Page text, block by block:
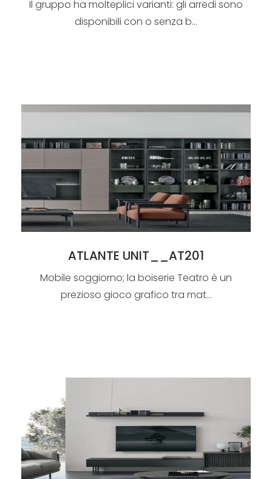
Il gruppo ha molteplici varianti: gli arredi sono
disponibili con o senza b...
ATLANTE UNIT__AT201
Mobile soggiorno; la boiserie Teatro è un
prezioso gioco grafico tra mat...